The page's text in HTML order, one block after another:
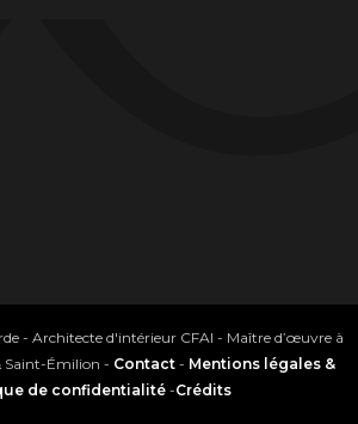
- Architecte d'intérieur CFAI - Maître d’œuvre à
Saint-Émilion - Contact- Mentions légales &
de confidentialité-Crédits